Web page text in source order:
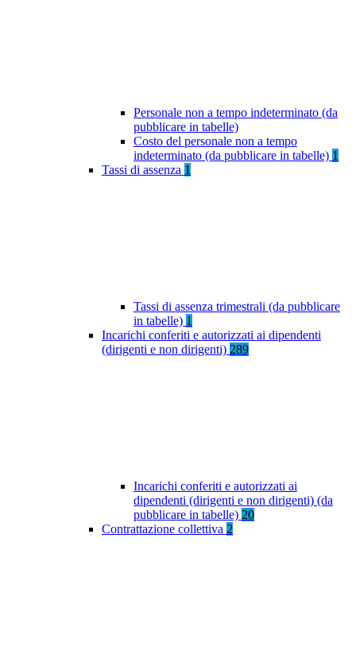
Personale non a tempo indeterminato (da
pubblicare in tabelle)
Costo del personale non a tempo
indeterminato (da pubblicare in tabelle) 1
Tassi di assenza 1
Tassi di assenza trimestrali (da pubblicare
in tabelle) 1
Incarichi conferiti e autorizzati ai dipendenti
(dirigenti e non dirigenti) 289
Incarichi conferiti e autorizzati ai
dipendenti (dirigenti e non dirigenti) (da
pubblicare in tabelle) 20
Contrattazione collettiva 2